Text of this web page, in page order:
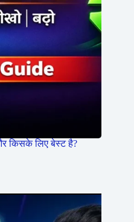
किसके लिए बेस्ट है?